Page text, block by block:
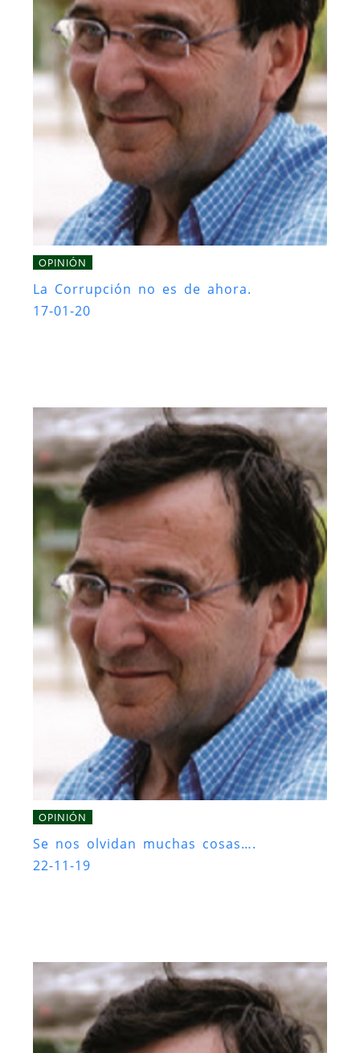
OPINIÓN
La Corrupción no es de ahora.
17-01-20
OPINIÓN
Se nos olvidan muchas cosas….
22-11-19